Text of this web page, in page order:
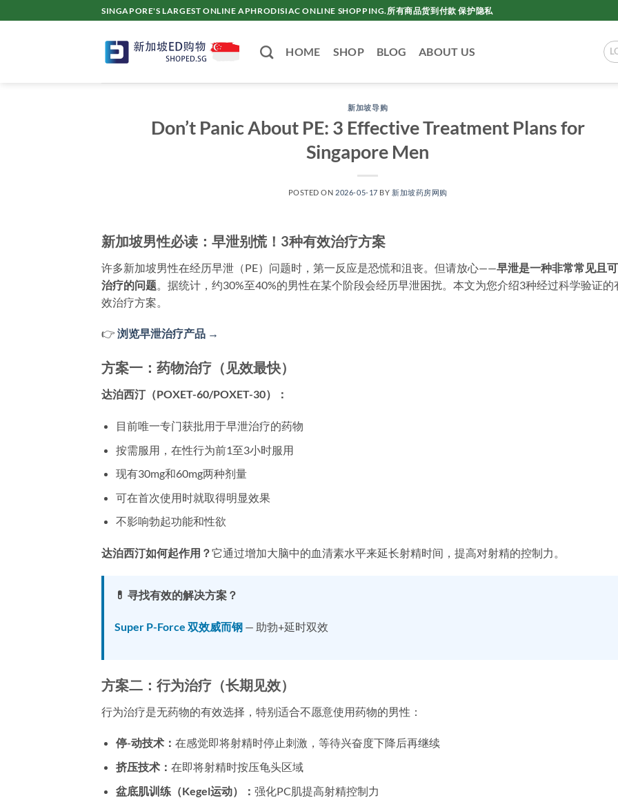
to
SINGAPORE'S LARGEST ONLINE APHRODISIAC ONLINE SHOPPING.所有商品货到付款 保护隐私
HOME SHOP BLOG ABOUT US
新加坡导购
Don’t Panic About PE: 3 Effective Treatment Plans for
Singapore Men
POSTED ON 2026-05-17 BY 新加坡药房网购
新加坡男性必读：早泄别慌！3种有效治疗方案
许多新加坡男性在经历早泄（PE）问题时，第一反应是恐慌和沮丧。但请放心——早泄是一种非常常见且
治疗的问题 。据统计，约30%至40%的男性在某个阶段会经历早泄困扰。本文为您介绍3种经过科学验证的
效治疗方案。
👉 浏览早泄治疗产品 →
方案一：药物治疗（见效最快）
达泊西汀（POXET-60/POXET-30）：
目前唯一专门获批用于早泄治疗的药物
按需服用，在性行为前1至3小时服用
现有30mg和60mg两种剂量
可在首次使用时就取得明显效果
不影响勃起功能和性欲
达泊西汀如何起作用？它通过增加大脑中的血清素水平来延长射精时间，提高对射精的控制力。
💊 寻找有效的解决方案？
Super P-Force 双效威而钢 — 助勃+延时双效
方案二：行为治疗（长期见效）
行为治疗是无药物的有效选择，特别适合不愿意使用药物的男性：
停-动技术： 在感觉即将射精时停止刺激，等待兴奋度下降后再继续
挤压技术： 在即将射精时按压龟头区域
盆底肌训练（Kegel运动）： 强化PC肌提高射精控制力